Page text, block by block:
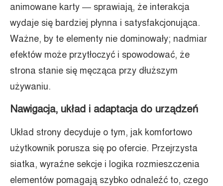
animowane karty — sprawiają, że interakcja
wydaje się bardziej płynna i satysfakcjonująca.
Ważne, by te elementy nie dominowały; nadmiar
efektów może przytłoczyć i spowodować, że
strona stanie się męcząca przy dłuższym
używaniu.
Nawigacja, układ i adaptacja do urządzeń
Układ strony decyduje o tym, jak komfortowo
użytkownik porusza się po ofercie. Przejrzysta
siatka, wyraźne sekcje i logika rozmieszczenia
elementów pomagają szybko odnaleźć to, czego